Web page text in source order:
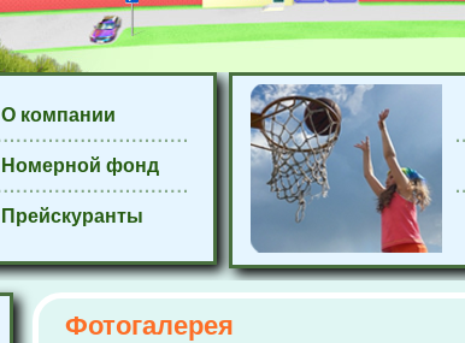
О компании
Номерной фонд
Прейскуранты
Фотогалерея